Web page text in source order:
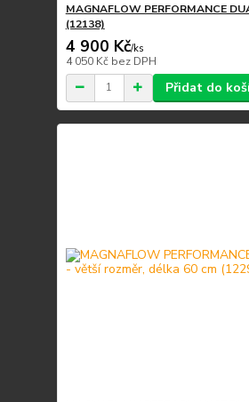
MAGNAFLOW PERFORMANCE
(12138)
4 900 Kč/ks
4 050 Kč bez DPH
Přidat do